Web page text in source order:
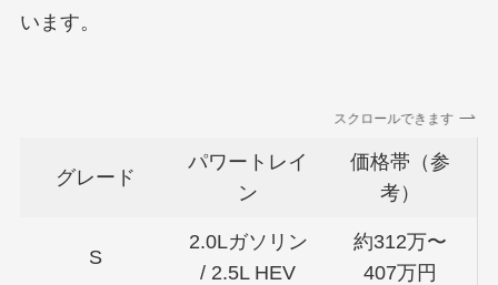
います。
スクロールできます
グレード
パワートレイ
ン
価格帯（参
考）
S
2.0Lガソリン
/ 2.5L HEV
約312万〜
407万円